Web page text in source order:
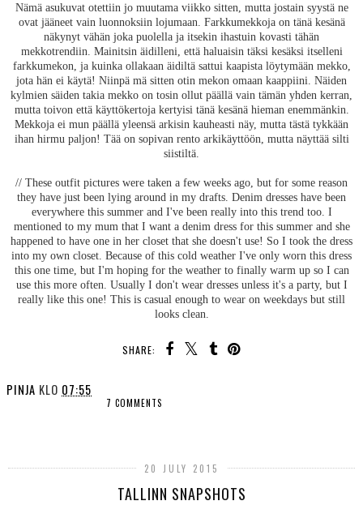
Nämä asukuvat otettiin jo muutama viikko sitten, mutta jostain syystä ne
ovat jääneet vain luonnoksiin lojumaan. Farkkumekkoja on tänä kesänä
näkynyt vähän joka puolella ja itsekin ihastuin kovasti tähän
mekkotrendiin. Mainitsin äidilleni, että haluaisin täksi kesäksi itselleni
farkkumekon, ja kuinka ollakaan äidiltä sattui kaapista löytymään mekko,
jota hän ei käytä! Niinpä mä sitten otin mekon omaan kaappiini. Näiden
kylmien säiden takia mekko on tosin ollut päällä vain tämän yhden kerran,
mutta toivon että käyttökertoja kertyisi tänä kesänä hieman enemmänkin.
Mekkoja ei mun päällä yleensä arkisin kauheasti näy, mutta tästä tykkään
ihan hirmu paljon! Tää on sopivan rento arkikäyttöön, mutta näyttää silti
siistiltä.
// These outfit pictures were taken a few weeks ago, but for some reason
they have just been lying around in my drafts. Denim dresses have been
everywhere this summer and I've been really into this trend too. I
mentioned to my mum that I want a denim dress for this summer and she
happened to have one in her closet that she doesn't use! So I took the dress
into my own closet. Because of this cold weather I've only worn this dress
this one time, but I'm hoping for the weather to finally warm up so I can
use this more often. Usually I don't wear dresses unless it's a party, but I
really like this one! This is casual enough to wear on weekdays but still
looks clean.
SHARE:
PINJA KLO 07:55
7 COMMENTS
20 JULY 2015
TALLINN SNAPSHOTS